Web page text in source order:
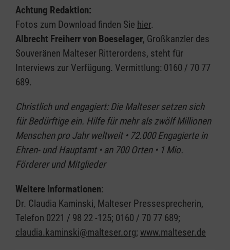
Achtung Redaktion:
Fotos zum Download finden Sie hier.
Albrecht Freiherr von Boeselager, Großkanzler des
Souveränen Malteser Ritterordens, steht für
Interviews zur Verfügung. Vermittlung: 0160 / 70 77
689.
Christlich und engagiert: Die Malteser setzen sich
für Bedürftige ein. Hilfe für mehr als zwölf Millionen
Menschen pro Jahr weltweit • 72.000 Engagierte in
Ehren- und Hauptamt • an 700 Orten • 1 Mio.
Förderer und Mitglieder
Weitere Informationen:
Dr. Claudia Kaminski, Malteser Pressesprecherin,
Telefon 0221 / 98 22 -125; 0160 / 70 77 689;
claudia.kaminski@malteser.org; www.malteser.de